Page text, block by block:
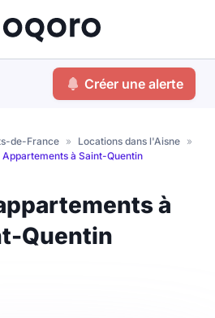
?
Créer une alerte
de-France » Locations dans l'Aisne »
Appartements à Saint-Quentin
à
Quentin